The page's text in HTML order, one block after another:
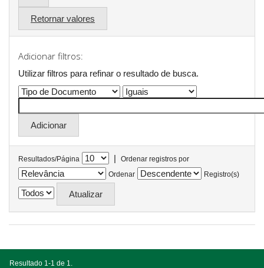
Retornar valores
Adicionar filtros:
Utilizar filtros para refinar o resultado de busca.
Resultados/Página |
Ordenar registros por
Ordenar
Registro(s)
Resultado 1-1 de 1.